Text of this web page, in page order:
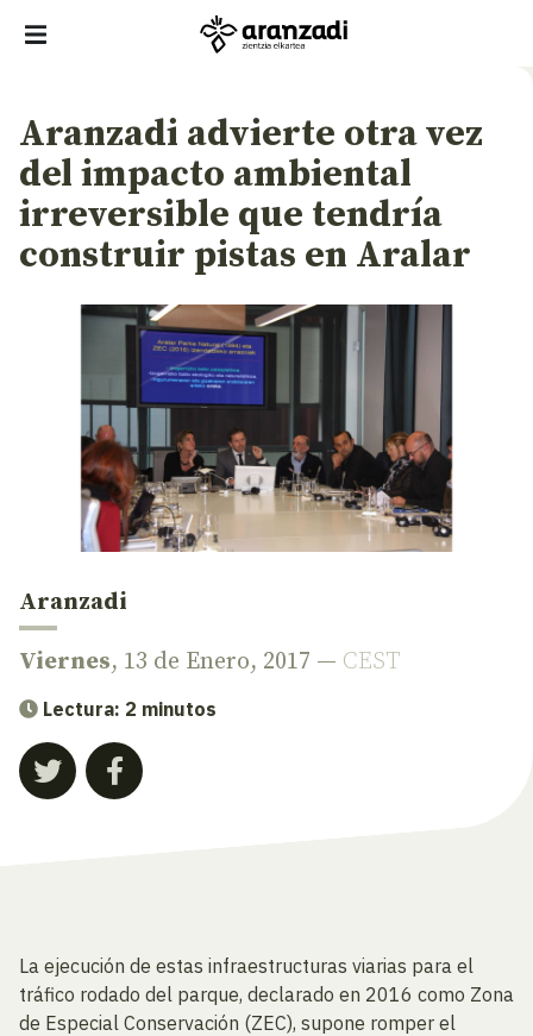
Aranzadi advierte otra vez
del impacto ambiental
irreversible que tendría
construir pistas en Aralar
Aranzadi
Viernes, 13 de Enero, 2017 — CEST
Lectura: 2 minutos
La ejecución de estas infraestructuras viarias para el
tráfico rodado del parque, declarado en 2016 como Zona
de Especial Conservación (ZEC), supone romper el